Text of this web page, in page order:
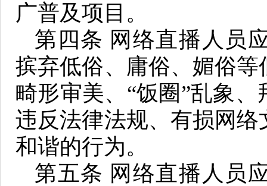
广普及项目。
第四条 网络直播人员
摈弃低俗、庸俗、媚俗
畸形审美、“饭圈”乱象
违反法律法规、有损网
和谐的行为。
第五条 网络直播人员